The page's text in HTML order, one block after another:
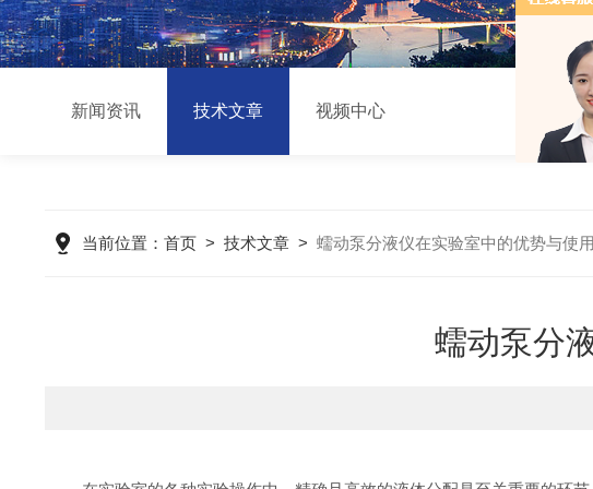
新闻资讯 技术文章 视频中心
当前位置： 首页> 技术文章> 蠕动泵分液仪在实验室中的优势与使
蠕动泵分